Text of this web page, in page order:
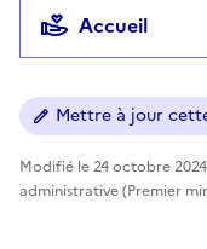
Accueil
Mettre à jour
Modifié le 24 octobre
administrative (Premier